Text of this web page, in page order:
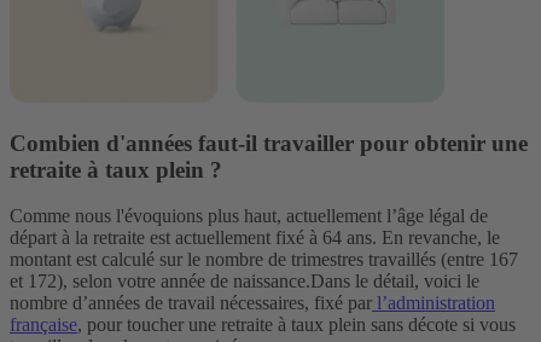
Combien d'années faut-il travailler pour obtenir une
retraite à taux plein ?
Comme nous l'évoquions plus haut, actuellement l’âge légal de
départ à la retraite est actuellement fixé à 64 ans. En revanche, le
montant est calculé sur le nombre de trimestres travaillés (entre 167
et 172), selon votre année de naissance.Dans le détail, voici le
nombre d’années de travail nécessaires, fixé par l’administration
française, pour toucher une retraite à taux plein sans décote si vous